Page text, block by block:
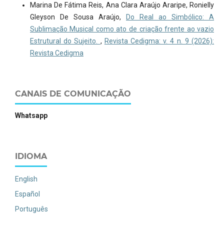
Marina De Fátima Reis, Ana Clara Araújo Araripe, Ronielly
Gleyson De Sousa Araújo, Do Real ao Simbólico: A
Sublimação Musical como ato de criação frente ao vazio
Estrutural do Sujeito. , Revista Cedigma: v. 4 n. 9 (2026):
Revista Cedigma
CANAIS DE COMUNICAÇÃO
Whatsapp
IDIOMA
English
Español
Português